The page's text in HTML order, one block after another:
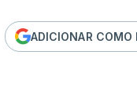
ADICIONAR COMO